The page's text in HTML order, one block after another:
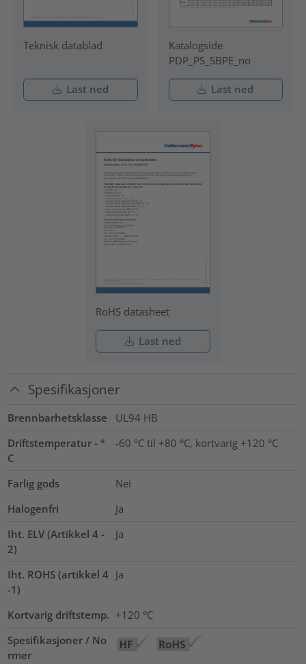
Teknisk datablad
Last ned
Katalogside
PDP_PS_SBPE_no
Last ned
RoHS datasheet
Last ned
Spesifikasjoner
Brennbarhetsklasse
UL94 HB
Driftstemperatur - °
C
-60 °C til +80 °C, kortvarig +120 °C
Farlig gods
Nei
Halogenfri
Ja
Iht. ELV (Artikkel 4 -
2)
Ja
Iht. ROHS (artikkel 4
-1)
Ja
Kortvarig driftstemp. +120 °C
Spesifikasjoner / No
rmer